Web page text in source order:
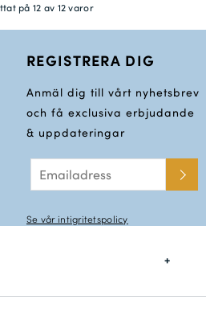
på 12 av 12 varor
REGISTRERA DIG
Anmäl dig till vårt nyhetsbrev
och få exclusiva erbjudande
& uppdateringar
Se vår intigritetspolicy